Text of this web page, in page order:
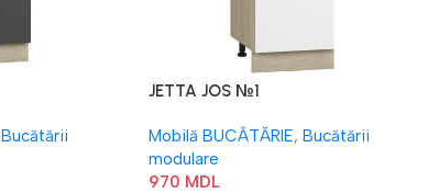
Bucătării
JETTA JOS №1
Mobilă BUCĂTĂRIE, Bucătării
modulare
970 MDL